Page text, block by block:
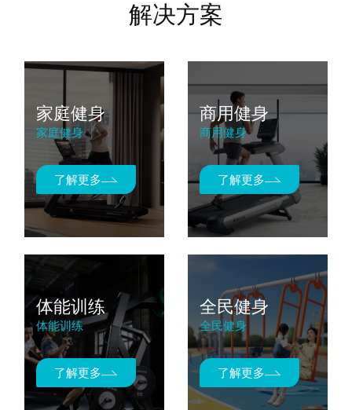
解决方案
家庭健身
家庭健身
了解更多
商用健身
商用健身
了解更多
体能训练
体能训练
了解更多
全民健身
全民健身
了解更多